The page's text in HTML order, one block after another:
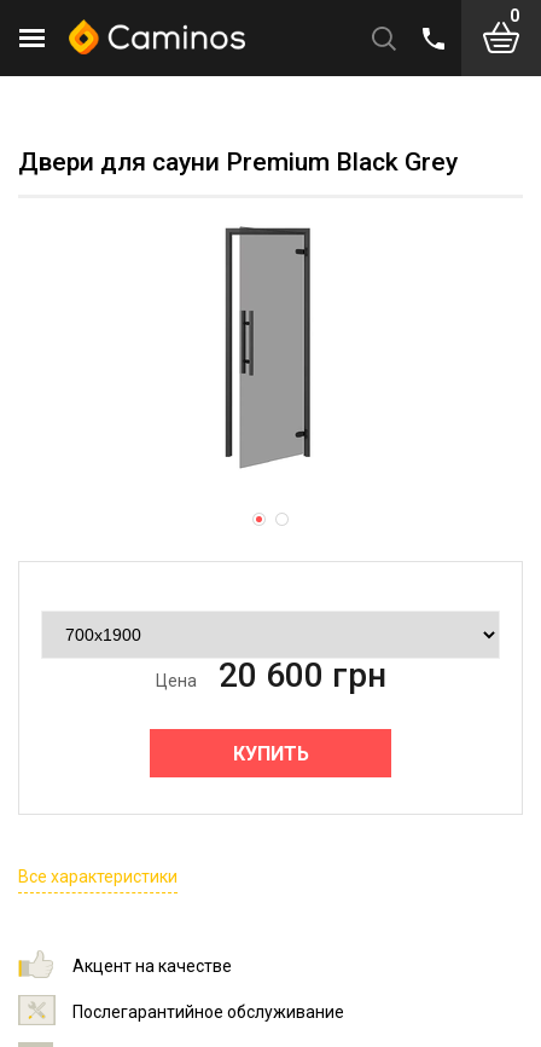
0
Двери для сауни Premium Black Grey
Цена 20 600 грн
КУПИТЬ
Все характеристики
Акцент на качестве
Послегарантийное обслуживание